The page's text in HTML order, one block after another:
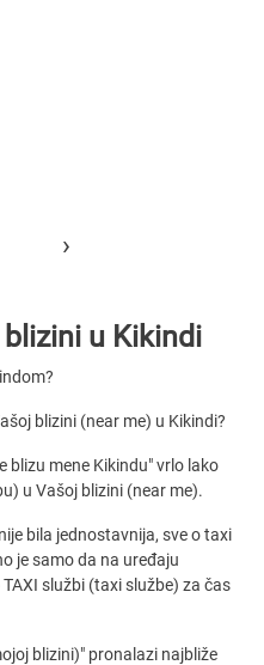
›
u Kikindi
blizini (near me) u Kikindi?
blizu mene Kikindu" vrlo lako
u Vašoj blizini (near me).
bila jednostavnija, sve o taxi
je samo da na uređaju
službi (taxi službe) za čas
blizini)" pronalazi najbliže